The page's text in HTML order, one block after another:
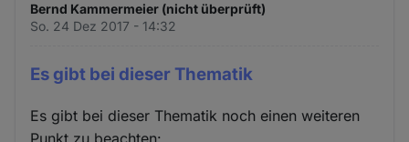
Bernd Kammermeier (nicht überprüft)
So. 24 Dez 2017 - 14:32
Es gibt bei dieser Thematik
Es gibt bei dieser Thematik noch einen weiteren
Punkt zu beachten: